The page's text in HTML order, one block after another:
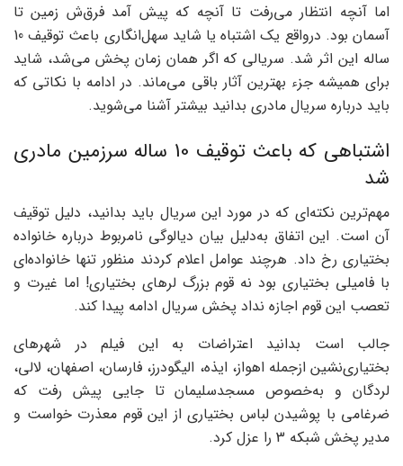
اما آنچه انتظار می‌رفت تا آنچه که پیش آمد فرق‌ش زمین تا
آسمان بود. درواقع یک اشتباه یا شاید سهل‌انگاری باعث توقیف 10
ساله این اثر شد. سریالی که اگر همان زمان پخش می‌شد، شاید
برای همیشه جزء بهترین آثار باقی می‌ماند. در ادامه با نکاتی که
باید درباره سریال مادری بدانید بیشتر آشنا می‌شوید.
اشتباهی که باعث توقیف 10 ساله سرزمین مادری
شد
مهم‌ترین نکته‌ای که در مورد این سریال باید بدانید، دلیل توقیف
آن است. این اتفاق به‌دلیل بیان دیالوگی نامربوط درباره خانواده
بختیاری رخ داد. هرچند عوامل اعلام کردند منظور تنها خانواده‌ای
با فامیلی بختیاری بود نه قوم بزرگ لرهای بختیاری! اما غیرت و
تعصب این قوم اجازه نداد پخش سریال ادامه پیدا کند.
جالب است بدانید اعتراضات به این فیلم در شهرهای
بختیاری‌نشین ازجمله اهواز، ایذه، الیگودرز، فارسان، اصفهان، لالی،
لردگان و به‌خصوص مسجدسلیمان تا جایی پیش رفت که
ضرغامی با پوشیدن لباس بختیاری از این قوم معذرت خواست و
مدیر پخش شبکه 3 را عزل کرد.